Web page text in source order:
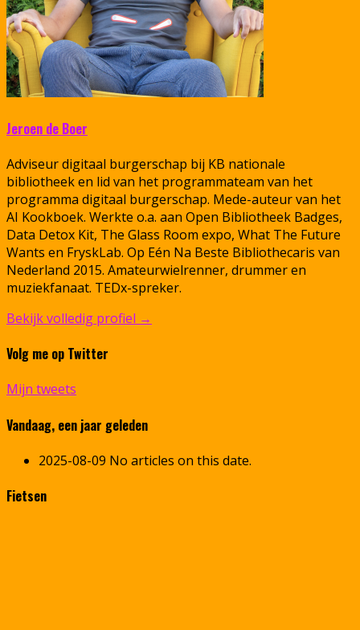
Jeroen de Boer
Adviseur digitaal burgerschap bij KB nationale
bibliotheek en lid van het programmateam van het
programma digitaal burgerschap. Mede-auteur van het
AI Kookboek. Werkte o.a. aan Open Bibliotheek Badges,
Data Detox Kit, The Glass Room expo, What The Future
Wants en FryskLab. Op Eén Na Beste Bibliothecaris van
Nederland 2015. Amateurwielrenner, drummer en
muziekfanaat. TEDx-spreker.
Bekijk volledig profiel →
Volg me op Twitter
Mijn tweets
Vandaag, een jaar geleden
2025-08-09 No articles on this date.
Fietsen